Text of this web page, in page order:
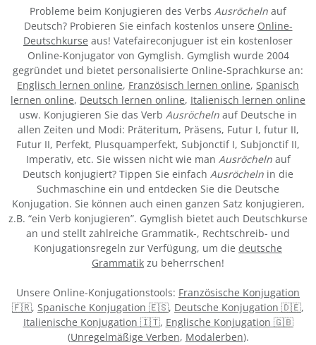
Probleme beim Konjugieren des Verbs Ausröcheln auf
Deutsch? Probieren Sie einfach kostenlos unsere Online-
Deutschkurse aus! Vatefaireconjuguer ist ein kostenloser
Online-Konjugator von Gymglish. Gymglish wurde 2004
gegründet und bietet personalisierte Online-Sprachkurse an:
Englisch lernen online, Französisch lernen online, Spanisch
lernen online, Deutsch lernen online, Italienisch lernen online
usw. Konjugieren Sie das Verb Ausröcheln auf Deutsche in
allen Zeiten und Modi: Präteritum, Präsens, Futur I, futur II,
Futur II, Perfekt, Plusquamperfekt, Subjonctif I, Subjonctif II,
Imperativ, etc. Sie wissen nicht wie man Ausröchelnauf
Deutsch konjugiert? Tippen Sie einfach Ausröcheln in die
Suchmaschine ein und entdecken Sie die Deutsche
Konjugation. Sie können auch einen ganzen Satz konjugieren,
z.B. “ein Verb konjugieren”. Gymglish bietet auch Deutschkurse
an und stellt zahlreiche Grammatik-, Rechtschreib- und
Konjugationsregeln zur Verfügung, um die deutsche
Grammatik zu beherrschen!
Unsere Online-Konjugationstools: Französische Konjugation
🇫🇷, Spanische Konjugation 🇪🇸, Deutsche Konjugation 🇩🇪,
Italienische Konjugation 🇮🇹, Englische Konjugation 🇬🇧
(Unregelmäßige Verben, Modalerben).